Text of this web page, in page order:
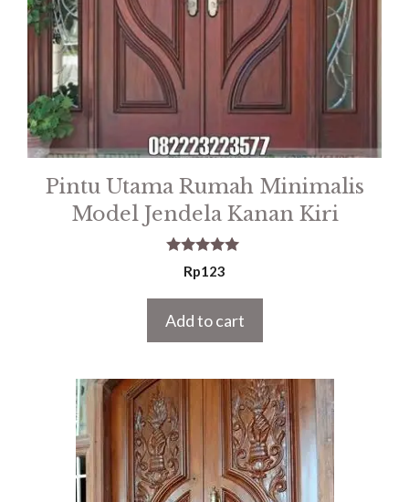
Pintu Utama Rumah Minimalis
Model Jendela Kanan Kiri
5.00
out of 5
Rp123
Add to cart